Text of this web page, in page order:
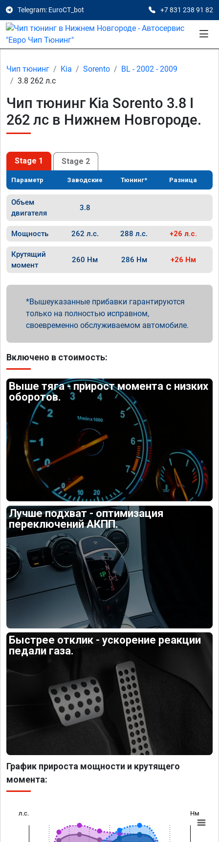
Telegram: EuroCT_bot +7 831 238 91 82
Чип тюнинг Kia Sorento
BL - 2002 - 2009
3.8 262 л.с
Чип тюнинг Kia Sorento 3.8 I
262 лс в Нижнем Новгороде.
Stage 1 Stage 2
Параметр Заводские Тюнинг* Разница
Объем
двигателя
3.8
Мощность 262 л.с. 288 л.с. +26 л.с.
Крутящий
момент
260 Нм 286 Нм +26 Нм
Вышеуказанные прибавки гарантируются
только на полностью исправном,
своевременно обслуживаемом автомобиле.
Включено в стоимость:
Выше тяга - прирост момента с низких
оборотов.
Лучше подхват - оптимизация
переключений АКПП.
Быстрее отклик - ускорение реакции
педали газа.
График прироста мощности и крутящего
момента:
л.с. Нм